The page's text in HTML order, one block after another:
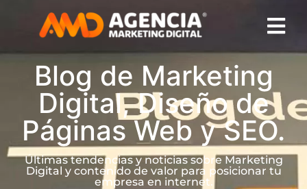
Blog de Marketing
Digital, Diseño de
Páginas Web y SEO.
Últimas tendencias y noticias sobre Marketing
Digital y contenido de valor para posicionar tu
empresa en internet.